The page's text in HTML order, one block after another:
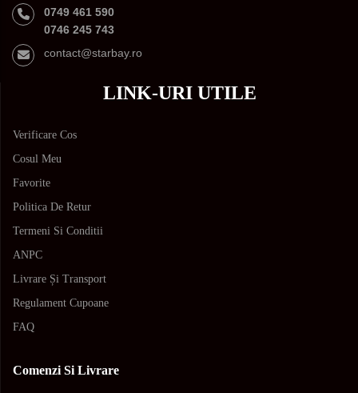
0749 461 590
0746 245 743
contact@starbay.ro
LINK-URI UTILE
Verificare Cos
Cosul Meu
Favorite
Politica De Retur
Termeni Si Conditii
ANPC
Livrare Și Transport
Regulament Cupoane
FAQ
Comenzi Si Livrare